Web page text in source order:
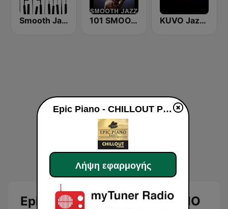
Smooth Jazz - Groov 101 SMOOTH JAZZ KUVO Jazz 89.3 FM
Epic Piano - CHILLOUT PIANO
Epic Piano - CHILLOUT PIANO
Λήψη εφαρμογής